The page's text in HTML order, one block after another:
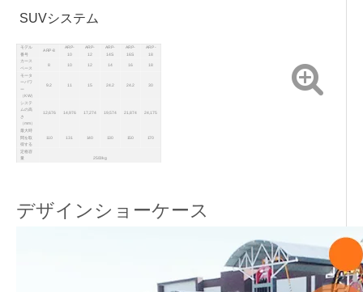
量
（kg）
2000kg
カバー
w*d = 5,200*6,550
AC 480V / 415V / 380V / 220V、3PH、50 / 60Hz
仕上げ
ン）
SUVシステム
モデル
番号
ARP-8
ARP-
10
ARP-
12
ARP-
14S
ARP-
16S
ARP-
18
カース
ペース
8 10 12 14 16 18
モータ
ーパワ
ー
（KW）
9.2 11 15 24.2 24.2 30
システ
ムの高
さ
（mm）
12,676 14,976 17,274 19,574 21,874 24,175
最大時
間を取
得する
110 131 140 130 150 170
定格容
2500kg
（mm）
手術
タッチスクリーン / ICカード /ボタン
デザインショーケース